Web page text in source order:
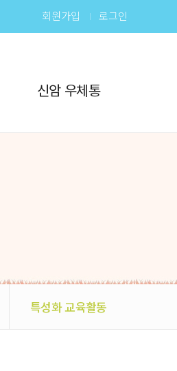
회원가입 로그인
신암 우체통
특성화 교육활동